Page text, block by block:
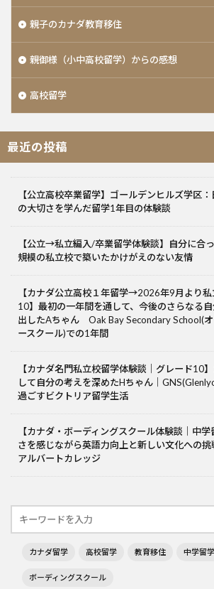
親子のカナダ教育移住
親御様（小中高校留学）からの感想
高校留学
最近の投稿
【公立高校卒業留学】ゴールデンヒルズ学区
の大切さを学んだ留学1年目の体験談
【公立→私立編入/卒業留学体験談】自分に合
規模の私立校で築いたかけがえのない友情
【カナダ公立高校１年留学→2026年9月より
10】最初の一年間を通して、今後のさらなる
出したAちゃん Oak Bay Secondary School(
ースクール)での1年間
【カナダ名門私立校留学体験談｜グレード10
して自分の考えを深めたHちゃん｜
過ごすビクトリア留学生活
【カナダ・ボーディングスクール体験談｜中
さを感じながら英語力向上と新しい文化への挑
アルバートカレッジ
カナダ留学 高校留学 教育移住 中学留学
ボーディングスクール